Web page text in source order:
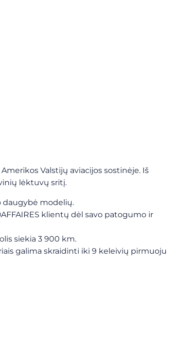
Valstijų aviacijos sostinėje. Iš
lėktuvų sritį.
daugybė modelių.
klientų dėl savo patogumo ir
siekia 3 900 km.
galima skraidinti iki 9 keleivių pirmuoju